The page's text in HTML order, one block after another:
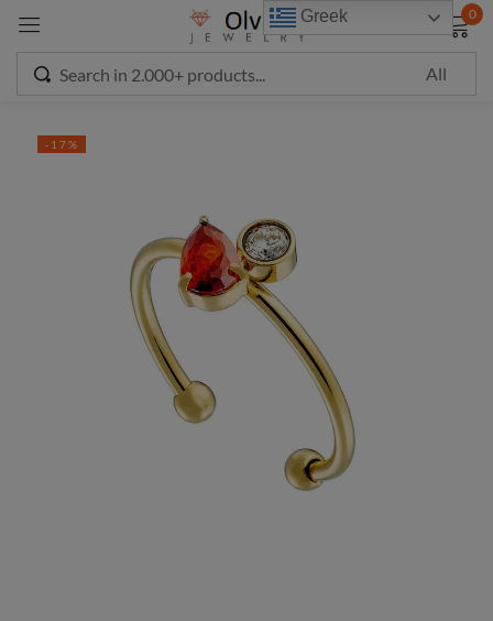
0
-17%
Greek
Sign in
Remember me
LOG IN
CREATE AN ACCOUNT
modal-check